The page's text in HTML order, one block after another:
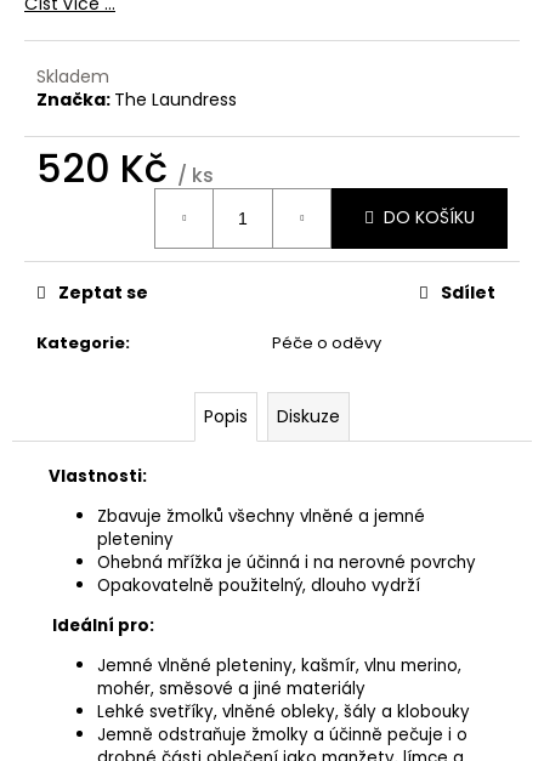
Skladem
Značka: The Laundress
520 Kč / ks
DO KOŠÍKU
Kategorie: Péče o oděvy
Zeptat se Sdílet
Popis Diskuze
Vlastnosti:
Zbavuje žmolků všechny vlněné a jemné
pleteniny
Ohebná mřížka je účinná i na nerovné povrchy
Opakovatelně použitelný, dlouho vydrží
Ideální pro:
Jemné vlněné pleteniny, kašmír, vlnu merino,
mohér, směsové a jiné materiály
Lehké svetříky, vlněné obleky, šály a klobouky
Jemně odstraňuje žmolky a účinně pečuje i o
u
č
u
m
LAUNDRESS
WHITES
DETERGENT
780
Kč